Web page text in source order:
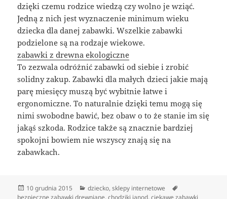
dzięki czemu rodzice wiedzą czy wolno je wziąć.
Jedną z nich jest wyznaczenie minimum wieku
dziecka dla danej zabawki. Wszelkie zabawki
podzielone są na rodzaje wiekowe.
zabawki z drewna ekologiczne
To zezwala odróżnić zabawki od siebie i zrobić
solidny zakup. Zabawki dla małych dzieci jakie mają
parę miesięcy muszą być wybitnie łatwe i
ergonomiczne. To naturalnie dzięki temu mogą się
nimi swobodne bawić, bez obaw o to że stanie im się
jakąś szkoda. Rodzice także są znacznie bardziej
spokojni bowiem nie wszyscy znają się na
zabawkach.
Data
publikacji
10 grudnia 2015 Kategorie
dziecko,sklepy internetowe